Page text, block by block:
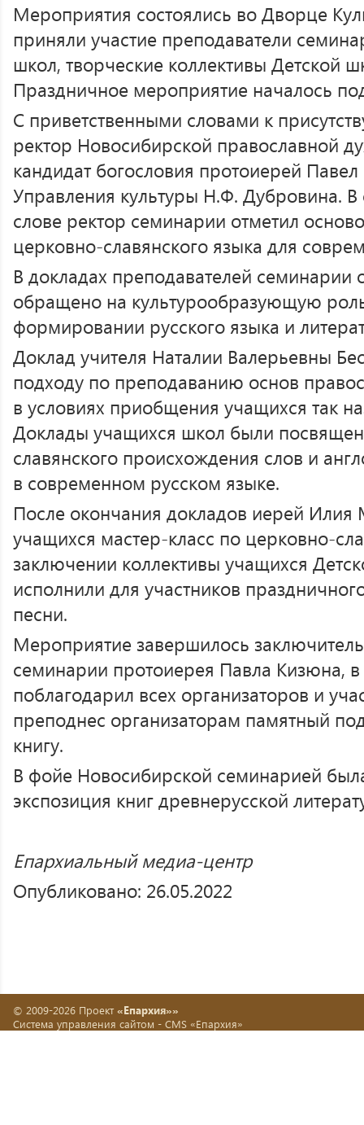
Мероприятия состоялись во Дворце
приняли участие преподаватели
школ, творческие коллективы Детской
Праздничное мероприятие началось
С приветственными словами к
ректор Новосибирской православной
кандидат богословия протоиерей
Управления культуры Н.Ф. Дубровина.
слове ректор семинарии отметил
церковно-славянского языка для
В докладах преподавателей
обращено на культурообразующую
формировании русского языка и
Доклад учителя Наталии Валерьевны
подходу по преподаванию основ
в условиях приобщения учащихся так
Доклады учащихся школ были
славянского происхождения слов и
в современном русском языке.
После окончания докладов иерей
учащихся мастер-класс по церковно-
заключении коллективы учащихся
исполнили для участников
песни.
Мероприятие завершилось
семинарии протоиерея Павла Кизюна,
поблагодарил всех организаторов и
преподнес организаторам памятный
книгу.
В фойе Новосибирской семинарией
экспозиция книг древнерусской
Епархиальный медиа-центр
Опубликовано: 26.05.2022
© 2009-2026 Проект «Епархия»»
Система управления сайтом - CMS «Епархия»